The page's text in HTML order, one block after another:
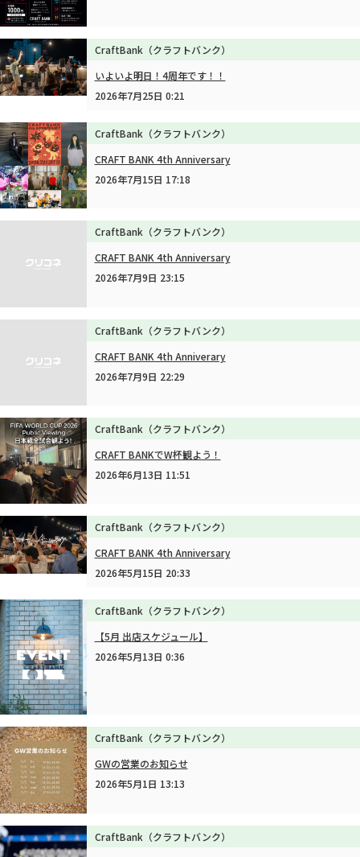
CraftBank（クラフトバンク）
いよいよ明日！4周年です！！
2026年7月25日 0:21
CraftBank（クラフトバンク）
CRAFT BANK 4th Anniversary
2026年7月15日 17:18
CraftBank（クラフトバンク）
CRAFT BANK 4th Anniversary
2026年7月9日 23:15
CraftBank（クラフトバンク）
CRAFT BANK 4th Anniverary
2026年7月9日 22:29
CraftBank（クラフトバンク）
CRAFT BANKでW杯観よう！
2026年6月13日 11:51
CraftBank（クラフトバンク）
CRAFT BANK 4th Anniversary
2026年5月15日 20:33
CraftBank（クラフトバンク）
【5月 出店スケジュール】
2026年5月13日 0:36
CraftBank（クラフトバンク）
GWの営業のお知らせ
2026年5月1日 13:13
CraftBank（クラフトバンク）